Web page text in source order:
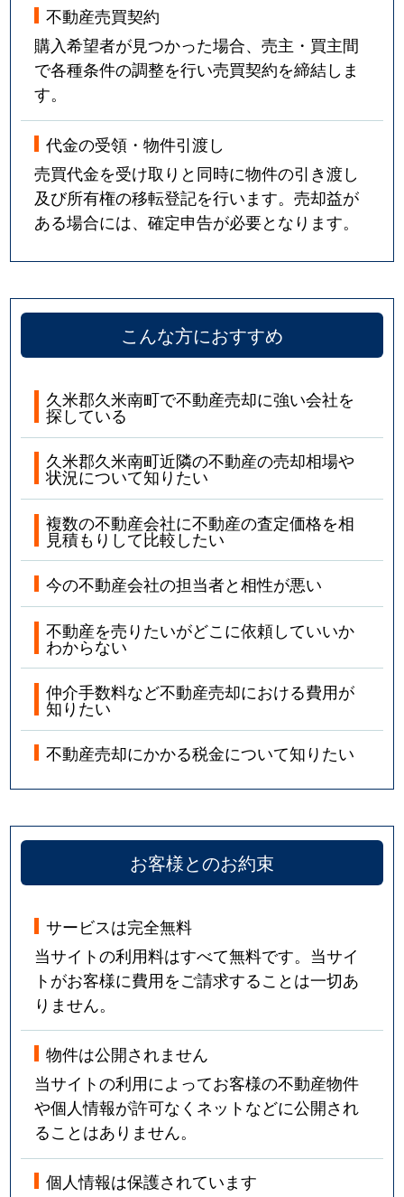
不動産売買契約
購入希望者が見つかった場合、売主・買主間
で各種条件の調整を行い売買契約を締結しま
す。
代金の受領・物件引渡し
売買代金を受け取りと同時に物件の引き渡し
及び所有権の移転登記を行います。売却益が
ある場合には、確定申告が必要となります。
こんな方におすすめ
久米郡久米南町で不動産売却に強い会社を
探している
久米郡久米南町近隣の不動産の売却相場や
状況について知りたい
複数の不動産会社に不動産の査定価格を相
見積もりして比較したい
今の不動産会社の担当者と相性が悪い
不動産を売りたいがどこに依頼していいか
わからない
仲介手数料など不動産売却における費用が
知りたい
不動産売却にかかる税金について知りたい
お客様とのお約束
サービスは完全無料
当サイトの利用料はすべて無料です。当サイ
トがお客様に費用をご請求することは一切あ
りません。
物件は公開されません
当サイトの利用によってお客様の不動産物件
や個人情報が許可なくネットなどに公開され
ることはありません。
個人情報は保護されています